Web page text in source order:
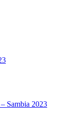
Sambia 2023